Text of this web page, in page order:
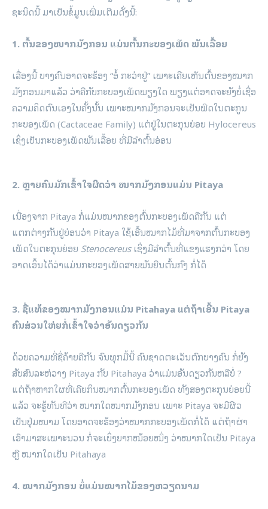
ຊະນິດນີ້ ມາເປັນຂໍ້ມູນເພີ່ມເຕີມດັ່ງນີ້:
1. ຕົ້ນຂອງໝາກມັງກອນ ແມ່ນຕົ້ນກະບອງເພັດ ພັນເລື້ອຍ
ເລື່ອງນີ້ ບາງຄົນອາດຈະຮ້ອງ “ອໍ້ ກະວ່າຢູ່” ເພາະເຄີຍເຫັນຕົ້ນຂອງໝາກ
ມັງກອນມາແລ້ວ ວ່າຄືກັບກະບອງເພັດພຽງໃດ ພຽງແຕ່ອາດຈະຍັງບໍ່ເຊື່ອ
ຄວາມຄິດຕົນເອງໃນຄັ້ງນັ້ນ ເພາະໝາກມັງກອນຈະເປັນພືດໃນຕະກູນ
ກະບອງເພັດ (Cactaceae Family) ແຕ່ຢູ່ໃນຕະກຸນຍ່ອຍ Hylocereus
ເຊິ່ງເປັນກະບອງເພັດພັນເລື້ອຍ ທີ່ມີລຳຕົ້ນອ່ອນ
2. ຫຼາຍຄົນມັກເຂົ້າໃຈຜິດວ່າ ໝາກມັງກອນແມ່ນ Pitaya
ເນື່ອງຈາກ Pitaya ກໍ່ແມ່ນໝາກຂອງຕົ້ນກະບອງເພັດຄືກັນ ແຕ່
ແຕກຕ່າງກັນຢູ່ບ່ອນວ່າ Pitaya ໃຊ້ເອີ້ນໝາກໄມ້ທີ່ມາຈາກຕົ້ນກະບອງ
ເພັດໃນຕະກຸນຍ່ອຍ Stenocereusເຊິ່ງມີລໍາຕົ້ນທີ່ແຂງແຮງກວ່າ ໂດຍ
ອາດເອິ້ນໄດ້ວ່າແມ່ນກະບອງເພັດສາຍພັນຍືນຕົ້ນກົງ ກໍ່ໄດ້
3. ຊື່ແທ້ຂອງໝາກມັງກອນແມ່ນ Pitahaya ແຕ່ຖ້າເອີ້ນ Pitaya
ຄົນສ່ວນໃຫ່ຍກໍ່ເຂົ້າໃຈວ່າອັນດຽວກັນ
ດ້ວຍຄວາມທີ່ຊື່ຄ້າຍຄືກັນ ຈົນທຸກມື້ນີ້ ຄົນຊາດຕະເວັນຕົກບາງຄົນ ກໍ່ຍັງ
ສັບສົນລະຫ່ວາງ Pitaya ກັບ Pitahaya ວ່າແມ່ນອັນດຽວກັນຫລືບໍ່ ?
ແຕ່ຖ້າຫາກໃຜທີ່ເຄີຍກິນໝາກຕົ້ນກະບອງເພັດ ທັງສອງຕະກຸນຍ່ອຍນີ້
ແລ້ວ ຈະຮູ້ທັນທີວ່າ ໝາກໃດໝາກມັງກອນ ເພາະ Pitaya ຈະມີຜີວ
ເປັນປຸ່ມໜາມ ໂດຍອາດຈະຮ້ອງວ່າໝາກກະບອງເພັດກໍ່ໄດ້ ແຕ່ຖ້າຜ່າ
ເອົາມາສະເພາະນວນ ກໍ່ຈະເບິ່ງຍາກໜ້ອຍໜຶ່ງ ວ່າໝາກໃດເປັນ Pitaya
ຫຼື ໝາກໃດເປັນ Pitahaya
4. ໝາກມັງກອນ ບໍ່ແມ່ນໝາກໄມ້ຂອງຫວຽດນາມ